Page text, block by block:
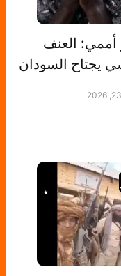
أممي: العنف
يجتاح السودان